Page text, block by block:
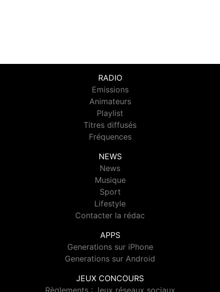
RADIO
Emissions
Animateurs
Playlist
Titres diffusés
Fréquences
NEWS
News
Musique
Sport
Lifestyle
Contacter la rédac
APPS
Generations sur iPhone
Generations sur Android
JEUX CONCOURS